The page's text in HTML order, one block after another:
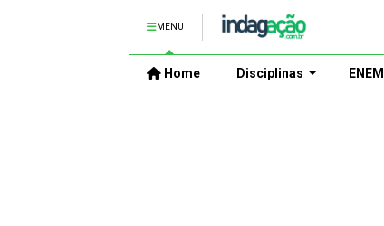
MENU
Home Disciplinas ENEM